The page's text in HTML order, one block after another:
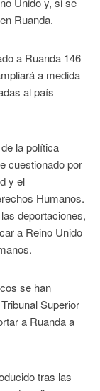
Ruanda.
a Ruanda 146
a medida
al país
la política
cuestionado por
y el
Humanos.
deportaciones,
a Reino Unido
se han
Superior
a Ruanda a
tras las